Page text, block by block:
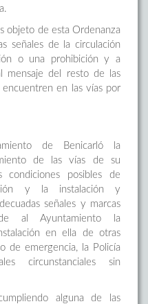
objeto de esta Ordenanza
señales de la circulación
o una prohibición y a
mensaje del resto de las
encuentren en las vías por
de Benicarló la
de las vías de su
condiciones posibles de
y la instalación y
señales y marcas
al Ayuntamiento la
en ella de otras
de emergencia, la Policía
circunstanciales sin
alguna de las